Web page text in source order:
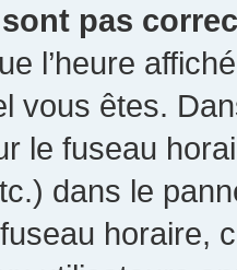
pas
l’heure
vous êtes.
le fuseau
dans le
horaire,